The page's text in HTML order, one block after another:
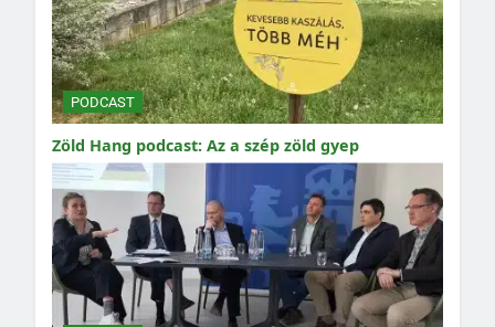
PODCAST
Zöld Hang podcast: Az a szép zöld gyep